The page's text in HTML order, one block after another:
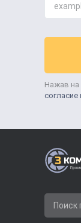
Нажав на
Поиск